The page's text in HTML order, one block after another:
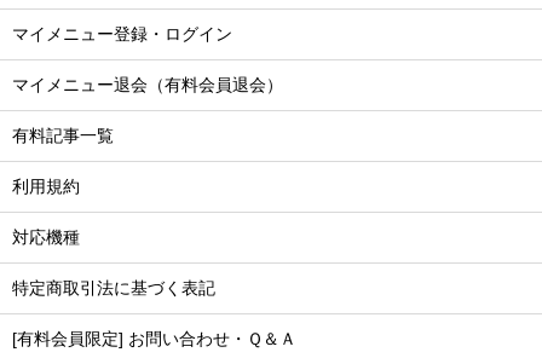
マイメニュー登録・ログイン
マイメニュー退会（有料会員退会）
有料記事一覧
利用規約
対応機種
特定商取引法に基づく表記
[有料会員限定] お問い合わせ・Ｑ＆Ａ